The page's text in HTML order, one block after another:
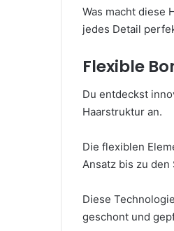
Was macht diese
jedes Detail
Flexible
Du entdeckst
Haarstruktur an.
Die flexiblen
Ansatz bis zu den
Diese
geschont und